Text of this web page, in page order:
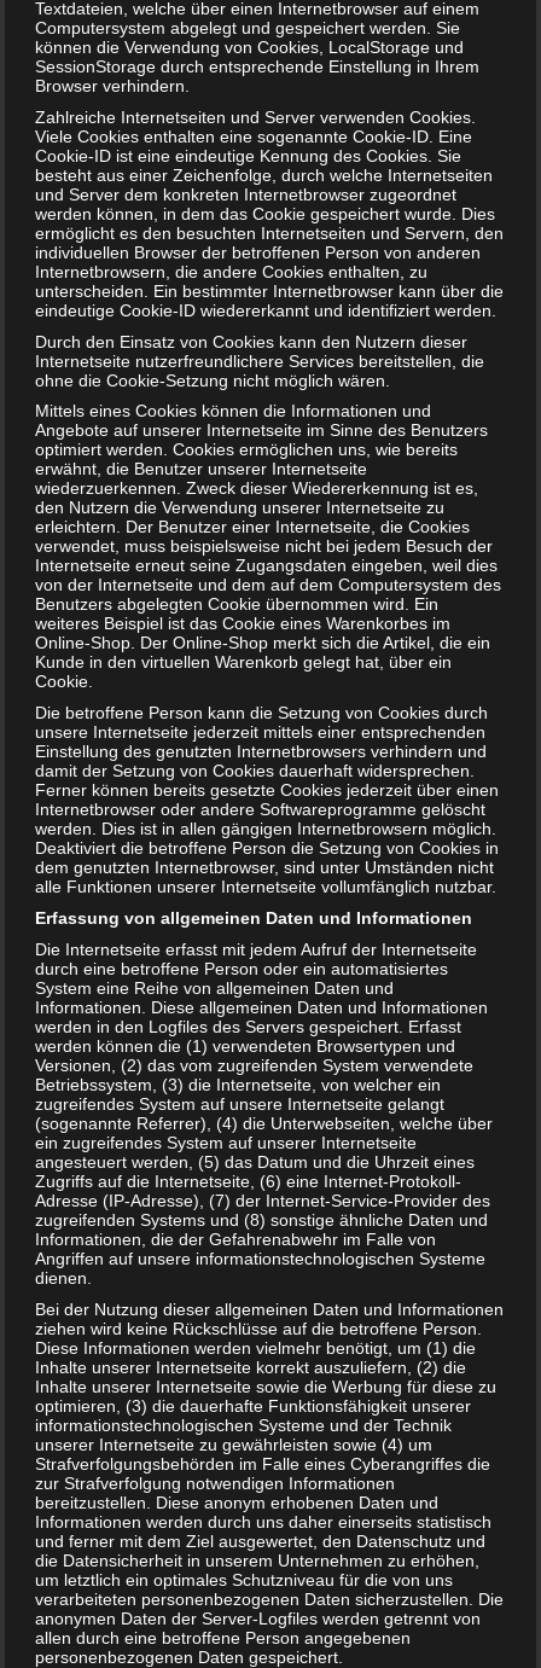
Bewertung:
Share Post Save
T
e
i
l
e
n
Redakteur:Arne
Hallo, ich bin Arne und seit Anfang an dabei. Mir
macht es unglaublichen Spaß Artikel zu
verfassen. Jeden Tag mache ich mich auf die
Suche nach neuen und interessanten Themen.
Falls ihr Themen-Wünsche habt, meldet euch
gerne bei mir.
Auch interessant:
Hasbro Kroko Doc Geschicklichkeitsspiel für 11,90 Euro
3 für 2 Aktion für Schleich-Dinos und weitere Figuren! Nur
heute!
Textdateien, welche über einen Internetbrowser auf einem
Computersystem abgelegt und gespeichert werden. Sie
können die Verwendung von Cookies, LocalStorage und
SessionStorage durch entsprechende Einstellung in Ihrem
Browser verhindern.
Zahlreiche Internetseiten und Server verwenden Cookies.
Viele Cookies enthalten eine sogenannte Cookie-ID. Eine
Cookie-ID ist eine eindeutige Kennung des Cookies. Sie
besteht aus einer Zeichenfolge, durch welche Internetseiten
und Server dem konkreten Internetbrowser zugeordnet
werden können, in dem das Cookie gespeichert wurde. Dies
ermöglicht es den besuchten Internetseiten und Servern, den
individuellen Browser der betroffenen Person von anderen
Internetbrowsern, die andere Cookies enthalten, zu
unterscheiden. Ein bestimmter Internetbrowser kann über die
eindeutige Cookie-ID wiedererkannt und identifiziert werden.
Durch den Einsatz von Cookies kann den Nutzern dieser
Internetseite nutzerfreundlichere Services bereitstellen, die
ohne die Cookie-Setzung nicht möglich wären.
Mittels eines Cookies können die Informationen und
Angebote auf unserer Internetseite im Sinne des Benutzers
optimiert werden. Cookies ermöglichen uns, wie bereits
erwähnt, die Benutzer unserer Internetseite
wiederzuerkennen. Zweck dieser Wiedererkennung ist es,
den Nutzern die Verwendung unserer Internetseite zu
erleichtern. Der Benutzer einer Internetseite, die Cookies
verwendet, muss beispielsweise nicht bei jedem Besuch der
Internetseite erneut seine Zugangsdaten eingeben, weil dies
von der Internetseite und dem auf dem Computersystem des
Benutzers abgelegten Cookie übernommen wird. Ein
weiteres Beispiel ist das Cookie eines Warenkorbes im
Online-Shop. Der Online-Shop merkt sich die Artikel, die ein
Kunde in den virtuellen Warenkorb gelegt hat, über ein
Cookie.
Die betroffene Person kann die Setzung von Cookies durch
unsere Internetseite jederzeit mittels einer entsprechenden
Einstellung des genutzten Internetbrowsers verhindern und
damit der Setzung von Cookies dauerhaft widersprechen.
Ferner können bereits gesetzte Cookies jederzeit über einen
Internetbrowser oder andere Softwareprogramme gelöscht
werden. Dies ist in allen gängigen Internetbrowsern möglich.
Deaktiviert die betroffene Person die Setzung von Cookies in
dem genutzten Internetbrowser, sind unter Umständen nicht
alle Funktionen unserer Internetseite vollumfänglich nutzbar.
Erfassung von allgemeinen Daten und Informationen
Die Internetseite erfasst mit jedem Aufruf der Internetseite
durch eine betroffene Person oder ein automatisiertes
System eine Reihe von allgemeinen Daten und
Informationen. Diese allgemeinen Daten und Informationen
werden in den Logfiles des Servers gespeichert. Erfasst
werden können die (1) verwendeten Browsertypen und
Versionen, (2) das vom zugreifenden System verwendete
Betriebssystem, (3) die Internetseite, von welcher ein
zugreifendes System auf unsere Internetseite gelangt
(sogenannte Referrer), (4) die Unterwebseiten, welche über
ein zugreifendes System auf unserer Internetseite
angesteuert werden, (5) das Datum und die Uhrzeit eines
Zugriffs auf die Internetseite, (6) eine Internet-Protokoll-
Adresse (IP-Adresse), (7) der Internet-Service-Provider des
zugreifenden Systems und (8) sonstige ähnliche Daten und
Informationen, die der Gefahrenabwehr im Falle von
Angriffen auf unsere informationstechnologischen Systeme
dienen.
Bei der Nutzung dieser allgemeinen Daten und Informationen
ziehen wird keine Rückschlüsse auf die betroffene Person.
Diese Informationen werden vielmehr benötigt, um (1) die
Inhalte unserer Internetseite korrekt auszuliefern, (2) die
Inhalte unserer Internetseite sowie die Werbung für diese zu
optimieren, (3) die dauerhafte Funktionsfähigkeit unserer
informationstechnologischen Systeme und der Technik
unserer Internetseite zu gewährleisten sowie (4) um
Strafverfolgungsbehörden im Falle eines Cyberangriffes die
zur Strafverfolgung notwendigen Informationen
bereitzustellen. Diese anonym erhobenen Daten und
Informationen werden durch uns daher einerseits statistisch
und ferner mit dem Ziel ausgewertet, den Datenschutz und
die Datensicherheit in unserem Unternehmen zu erhöhen,
um letztlich ein optimales Schutzniveau für die von uns
verarbeiteten personenbezogenen Daten sicherzustellen. Die
anonymen Daten der Server-Logfiles werden getrennt von
allen durch eine betroffene Person angegebenen
personenbezogenen Daten gespeichert.